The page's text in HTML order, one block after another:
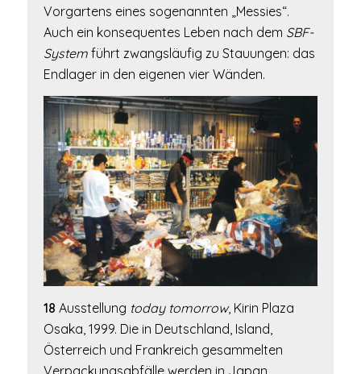
Vorgartens eines sogenannten „Messies“.
Auch ein konsequentes Leben nach dem SBF-
Systemführt zwangsläufig zu Stauungen: das
Endlager in den eigenen vier Wänden.
18 Ausstellung today tomorrow, Kirin Plaza
Osaka, 1999. Die in Deutschland, Island,
Österreich und Frankreich gesammelten
Verpackungsabfälle werden in Japan